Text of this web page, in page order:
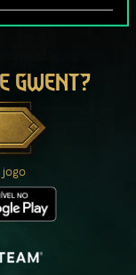
GWENT?
jogo